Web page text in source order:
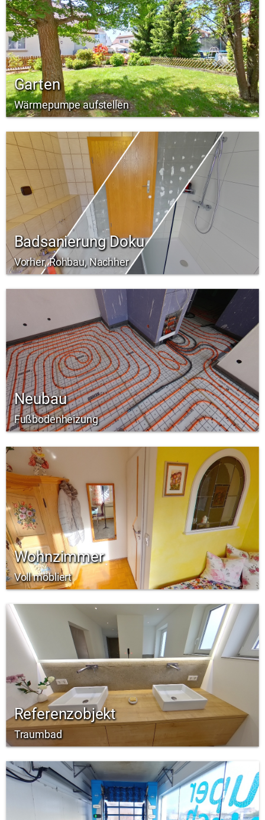
Garten
Wärmepumpe aufstellen
Badsanierung Doku
Vorher, Rohbau, Nachher
Neubau
Fußbodenheizung
Wohnzimmer
Voll möbliert
Referenzobjekt
Traumbad